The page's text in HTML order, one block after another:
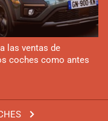
las ventas de
coches como antes